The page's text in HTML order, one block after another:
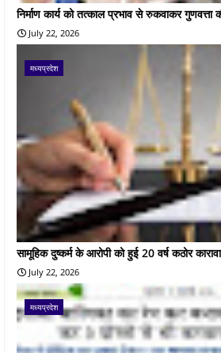
निर्माण कार्य को तत्काल प्रभाव से रुकवाकर गुणवत्ता
July 22, 2026
मध्यप्रदेश
सामूहिक दुष्कर्म के आरोपी को हुई 20 वर्ष कठोर
July 22, 2026
मध्यप्रदेश